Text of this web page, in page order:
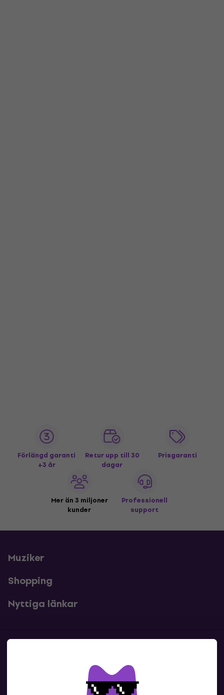
Förlängd garanti
+3 år
Retur upp till 30
dagar
Prisgaranti
Mer än 3 miljoner
kunder
Professionell
support
Muziker
Shopping
Nyttiga länkar
Kontakta oss